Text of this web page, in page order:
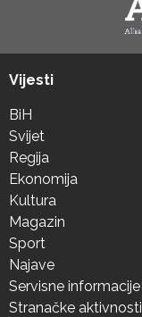
Vijesti
BiH
Svijet
Regija
Ekonomija
Kultura
Magazin
Sport
Najave
Servisne informacije
Stranačke aktivnosti